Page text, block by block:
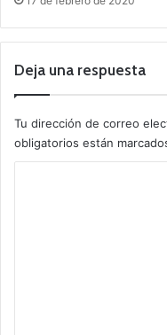
Deja una respuesta
Tu dirección de correo
obligatorios están